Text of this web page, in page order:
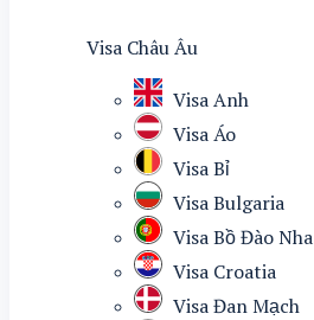
Visa Châu Âu
Visa Anh
Visa Áo
Visa Bỉ
Visa Bulgaria
Visa Bồ Đào Nha
Visa Croatia
Visa Đan Mạch